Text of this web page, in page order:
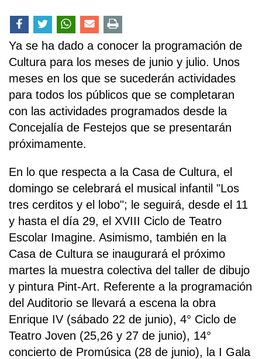
Ya se ha dado a conocer la programación de
Cultura para los meses de junio y julio. Unos
meses en los que se sucederán actividades
para todos los públicos que se completaran
con las actividades programados desde la
Concejalía de Festejos que se presentarán
próximamente.
En lo que respecta a la Casa de Cultura, el
domingo se celebrará el musical infantil "Los
tres cerditos y el lobo"; le seguirá, desde el 11
y hasta el día 29, el XVIII Ciclo de Teatro
Escolar Imagine. Asimismo, también en la
Casa de Cultura se inaugurará el próximo
martes la muestra colectiva del taller de dibujo
y pintura Pint-Art. Referente a la programación
del Auditorio se llevará a escena la obra
Enrique IV (sábado 22 de junio), 4° Ciclo de
Teatro Joven (25,26 y 27 de junio), 14°
concierto de Promúsica (28 de junio), la I Gala